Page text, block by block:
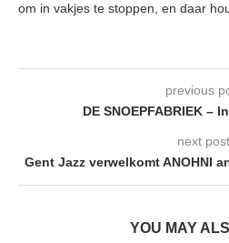
om in vakjes te stoppen, en daar
previous
DE SNOEPFABRIEK –
next post
Gent Jazz verwelkomt ANOHNI
YOU MAY